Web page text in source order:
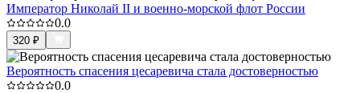
Император Николай II и военно-морской флот России
0.0
320 ₽
Вероятность спасения цесаревича стала достоверностью
0.0